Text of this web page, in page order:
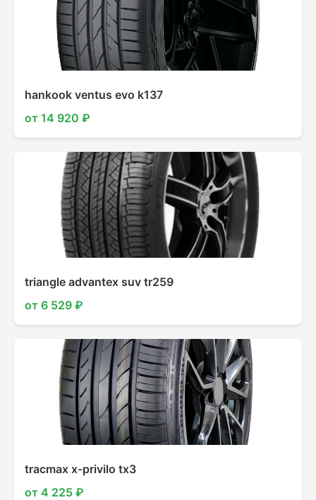
hankook ventus evo k137
от 14 920 ₽
triangle advantex suv tr259
от 6 529 ₽
tracmax x-privilo tx3
от 4 225 ₽